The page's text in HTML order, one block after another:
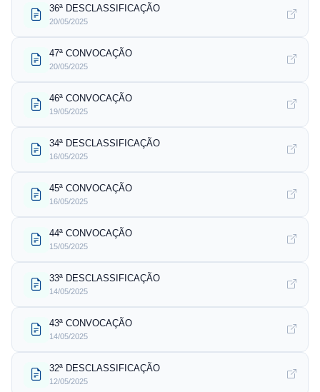
36ª DESCLASSIFICAÇÃO
20/05/2025
47ª CONVOCAÇÃO
20/05/2025
46ª CONVOCAÇÃO
19/05/2025
34ª DESCLASSIFICAÇÃO
16/05/2025
45ª CONVOCAÇÃO
16/05/2025
44ª CONVOCAÇÃO
15/05/2025
33ª DESCLASSIFICAÇÃO
14/05/2025
43ª CONVOCAÇÃO
14/05/2025
32ª DESCLASSIFICAÇÃO
12/05/2025